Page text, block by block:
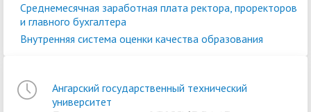
Среднемесячная заработная плата ректора, проректоров
и главного бухгалтера
Внутренняя система оценки качества образования
Ангарский государственный технический
университет